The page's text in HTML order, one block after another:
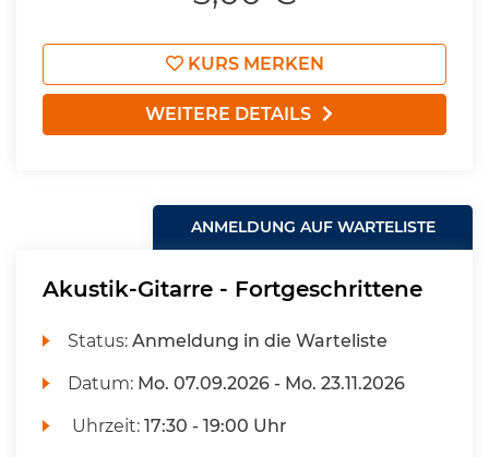
KURS MERKEN
WEITERE DETAILS
ANMELDUNG AUF WARTELISTE
Akustik-Gitarre - Fortgeschrittene
Status:Anmeldung in die Warteliste
Datum: Mo. 07.09.2026 - Mo. 23.11.2026
Uhrzeit:17:30 - 19:00 Uhr